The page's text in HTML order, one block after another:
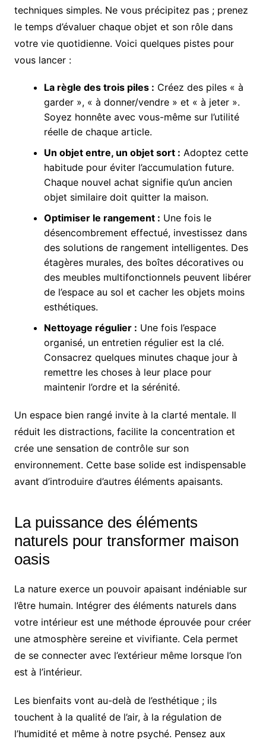
techniques simples. Ne vous précipitez pas ; prenez
le temps d’évaluer chaque objet et son rôle dans
votre vie quotidienne. Voici quelques pistes pour
vous lancer :
La règle des trois piles : Créez des piles « à
garder », « à donner/vendre » et « à jeter ».
Soyez honnête avec vous-même sur l’utilité
réelle de chaque article.
Un objet entre, un objet sort : Adoptez cette
habitude pour éviter l’accumulation future.
Chaque nouvel achat signifie qu’un ancien
objet similaire doit quitter la maison.
Optimiser le rangement : Une fois le
désencombrement effectué, investissez dans
des solutions de rangement intelligentes. Des
étagères murales, des boîtes décoratives ou
des meubles multifonctionnels peuvent libérer
de l’espace au sol et cacher les objets moins
esthétiques.
Nettoyage régulier : Une fois l’espace
organisé, un entretien régulier est la clé.
Consacrez quelques minutes chaque jour à
remettre les choses à leur place pour
maintenir l’ordre et la sérénité.
Un espace bien rangé invite à la clarté mentale. Il
réduit les distractions, facilite la concentration et
crée une sensation de contrôle sur son
environnement. Cette base solide est indispensable
avant d’introduire d’autres éléments apaisants.
La puissance des éléments
naturels pour transformer maison
oasis
La nature exerce un pouvoir apaisant indéniable sur
l’être humain. Intégrer des éléments naturels dans
votre intérieur est une méthode éprouvée pour créer
une atmosphère sereine et vivifiante. Cela permet
de se connecter avec l’extérieur même lorsque l’on
est à l’intérieur.
Les bienfaits vont au-delà de l’esthétique ; ils
touchent à la qualité de l’air, à la régulation de
l’humidité et même à notre psyché. Pensez aux